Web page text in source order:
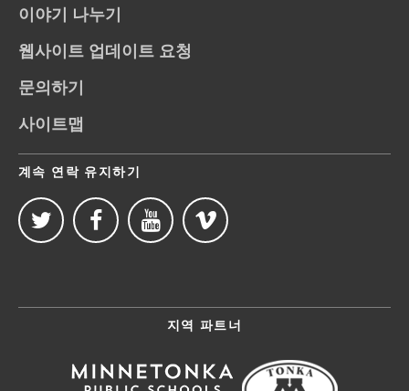
이야기 나누기
웹사이트 업데이트 요청
문의하기
사이트맵
계속 연락 유지하기
지역 파트너